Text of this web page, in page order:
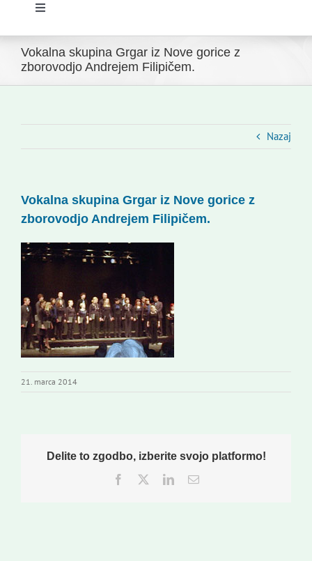
Toggle
Domov
Novice
Kontakti
Založništvo
Vokalna skupina Grgar iz Nove gorice z
zborovodjo Andrejem Filipičem.
Nazaj
Vokalna skupina Grgar iz Nove gorice z
zborovodjo Andrejem Filipičem.
21. marca 2014
Delite to zgodbo, izberite svojo platformo!
Facebook
TwitterLinkedInEmail